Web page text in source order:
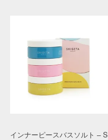
インナーピースバスソルト – S